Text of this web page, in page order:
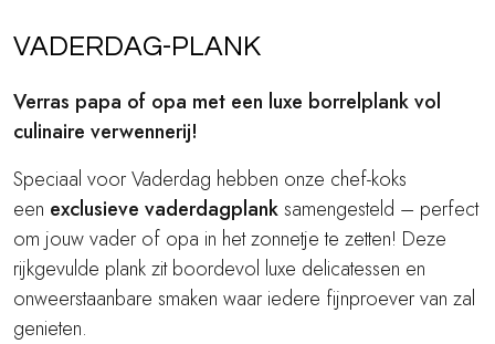
VADERDAG-PLANK
Verras papa of opa met een luxe borrelplank vol
culinaire verwennerij!
Speciaal voor Vaderdag hebben onze chef-koks
een exclusieve vaderdagplanksamengesteld – perfect
om jouw vader of opa in het zonnetje te zetten! Deze
rijkgevulde plank zit boordevol luxe delicatessen en
onweerstaanbare smaken waar iedere fijnproever van zal
genieten.